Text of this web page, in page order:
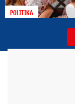
POLITIKA